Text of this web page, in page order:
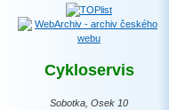
Cykloservis
Sobotka, Osek 10